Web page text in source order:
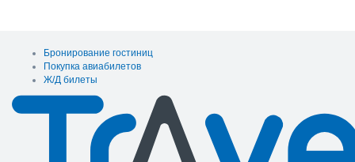
Бронирование гостиниц
Покупка авиабилетов
Ж/Д билеты